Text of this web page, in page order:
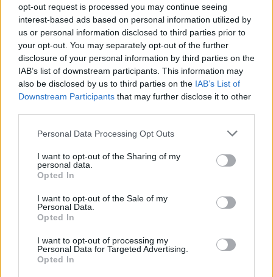
opt-out request is processed you may continue seeing
interest-based ads based on personal information utilized by
us or personal information disclosed to third parties prior to
your opt-out. You may separately opt-out of the further
disclosure of your personal information by third parties on the
IAB’s list of downstream participants. This information may
also be disclosed by us to third parties on the IAB’s List of
Downstream Participants that may further disclose it to other
Personal Data Processing Opt Outs
I want to opt-out of the Sharing of my
personal data.
Opted In
I want to opt-out of the Sale of my
Personal Data.
Opted In
I want to opt-out of processing my
Personal Data for Targeted Advertising.
Opted In
2000. június 26. 08:42
Annak ellenére, hogy a Hitachi és a Rambus között létrejött
megállapodás hatására kifejezetten jó teljesítményt értek el
a félvezeto gyártók részvényei az elmúlt hét utolsó
kereskedési napján a Wall Street-en, a Nasdaq 2.3%-os
csökkenéssel zárt, mely foként az Amazon.com tervezett
KEDVES OLVASÓNK!
tartozik, melynek olvasása előfizetéses
regisztrációhoz kötött.
Az előfizetés a következőket tartalmazza:
Portfolio.hu teljes cikkarchívum